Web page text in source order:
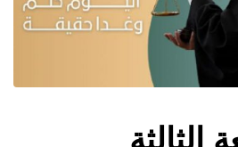
الثالثة